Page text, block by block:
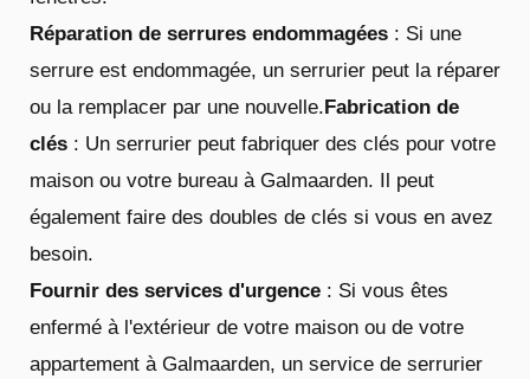
Réparation de serrures endommagées : Si une
serrure est endommagée, un serrurier peut la réparer
ou la remplacer par une nouvelle.Fabrication de
clés : Un serrurier peut fabriquer des clés pour votre
maison ou votre bureau à Galmaarden. Il peut
également faire des doubles de clés si vous en avez
besoin.
Fournir des services d'urgence : Si vous êtes
enfermé à l'extérieur de votre maison ou de votre
appartement à Galmaarden, un service de serrurier